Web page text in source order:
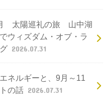
太陽巡礼の旅 山中湖
ウィズダム・オブ・ラ
2026.07.31
ネルギーと、9月～11
の話 2026.07.31